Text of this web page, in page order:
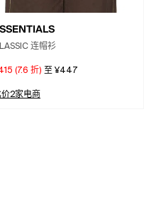
连帽衫
(7.6 折) 至 ¥447
价2家电商